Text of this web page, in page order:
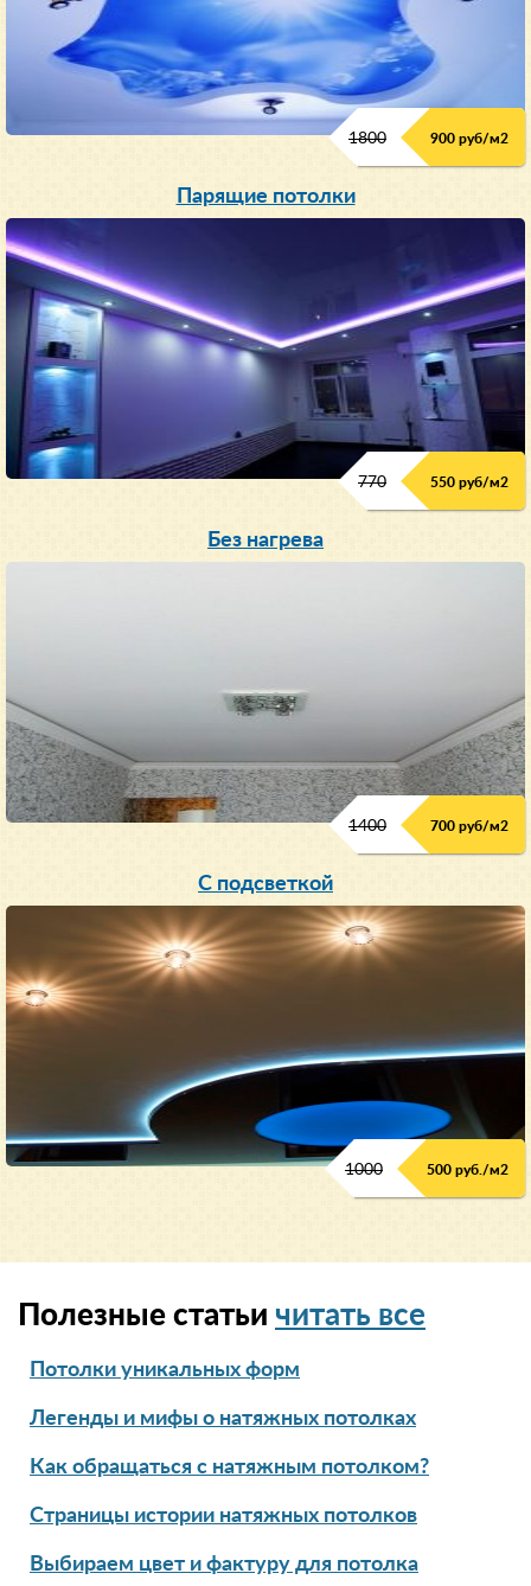
1800 900 руб/м2
Парящие потолки
770 550 руб/м2
Без нагрева
1400 700 руб/м2
С подсветкой
1000 500 руб./м2
Полезные статьи читать все
Потолки уникальных форм
Легенды и мифы о натяжных потолках
Как обращаться с натяжным потолком?
Страницы истории натяжных потолков
Выбираем цвет и фактуру для потолка